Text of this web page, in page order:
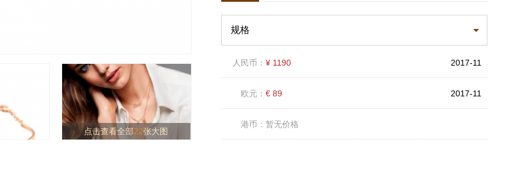
点击查看全部22张大图
规格
人民币： ¥ 1190 2017-11
欧元： € 89 2017-11
港币： 暂无价格